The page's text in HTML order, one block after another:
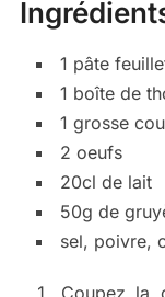
1 pâte
1 boîte de
1 grosse
2 oeufs
20cl de lait
50g de
sel, poivre,